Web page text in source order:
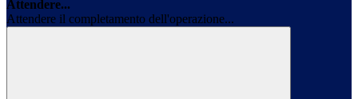
Attendere...
Attendere il completamento dell'operazione...